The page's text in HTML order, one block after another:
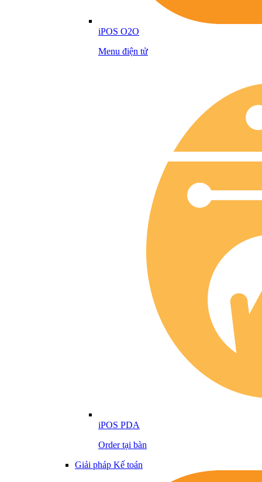
iPOS O2O
Menu điện tử
iPOS PDA
Order tại bàn
Giải pháp Kế toán